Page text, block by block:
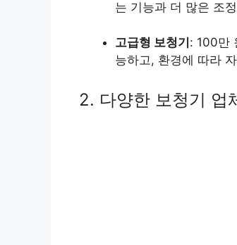
는 기능과 더 많은 조
고급형 보청기 : 100만
능하고, 환경에 따라
2. 다양한 보청기 업